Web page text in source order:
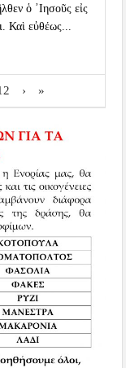
ὁ ᾿Ιησοῦς εἰς
Καὶ εὐθέως...
› »